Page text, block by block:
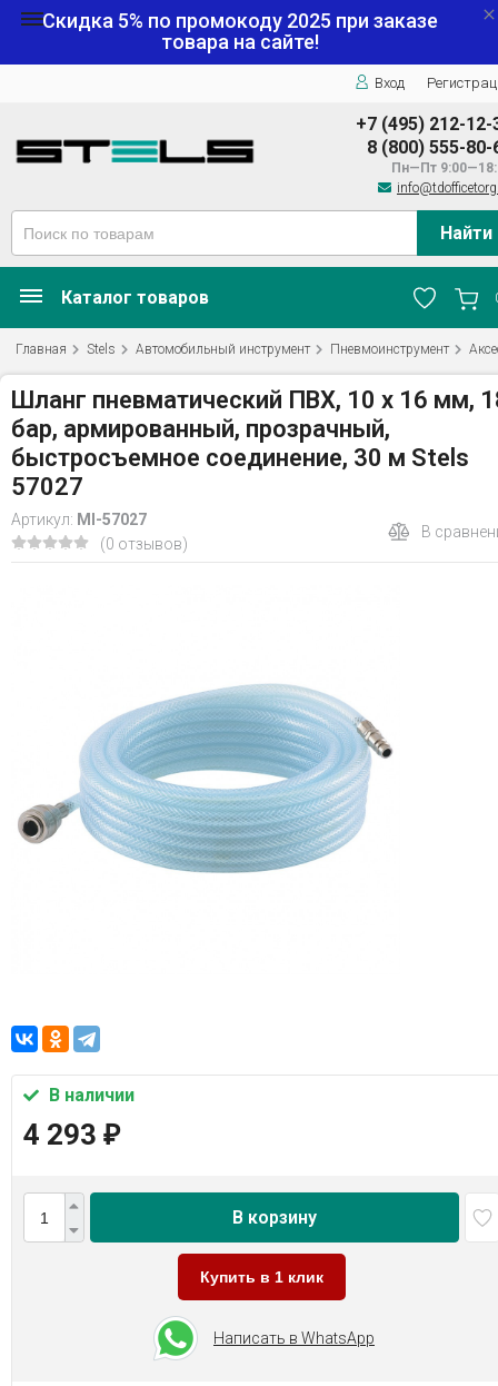
Скидка 5% по промокоду 2025 при заказе
товара на сайте!
Вход
+7 (495) 212-12-
8 (800) 555-80-
Пн—Пт
Найти
Каталог товаров
Главная Stels Автомобильный инструмент Пневмоинструмент
Шланг пневматический ПВХ, 10 x 16 мм,
бар, армированный, прозрачный,
быстросъемное соединение, 30 м Stels
57027
Артикул: MI-57027
(0 отзывов)
В
В наличии
4 293 ₽
В корзину
Купить в 1 клик
Написать в WhatsApp